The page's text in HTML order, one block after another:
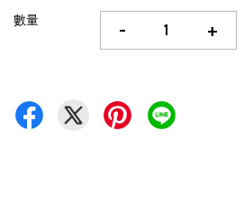
數量 - +